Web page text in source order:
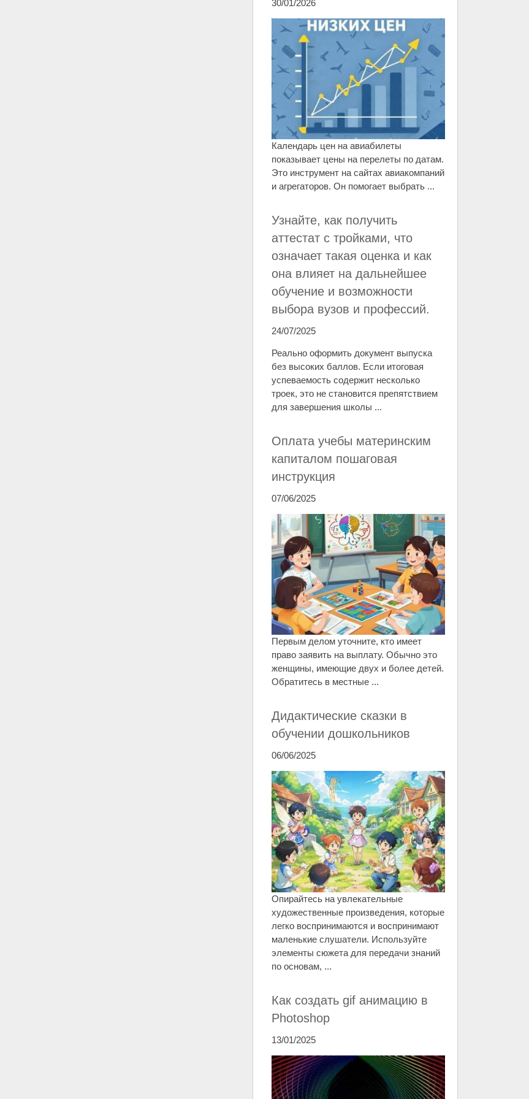
30/01/2026
Календарь цен на авиабилеты
показывает цены на перелеты по датам.
Это инструмент на сайтах авиакомпаний
и агрегаторов. Он помогает выбрать ...
Узнайте, как получить
аттестат с тройками, что
означает такая оценка и как
она влияет на дальнейшее
обучение и возможности
выбора вузов и профессий.
24/07/2025
Реально оформить документ выпуска
без высоких баллов. Если итоговая
успеваемость содержит несколько
троек, это не становится препятствием
для завершения школы ...
Оплата учебы материнским
капиталом пошаговая
инструкция
07/06/2025
Первым делом уточните, кто имеет
право заявить на выплату. Обычно это
женщины, имеющие двух и более детей.
Обратитесь в местные ...
Дидактические сказки в
обучении дошкольников
06/06/2025
Опирайтесь на увлекательные
художественные произведения, которые
легко воспринимаются и воспринимают
маленькие слушатели. Используйте
элементы сюжета для передачи знаний
по основам, ...
Как создать gif анимацию в
Photoshop
13/01/2025